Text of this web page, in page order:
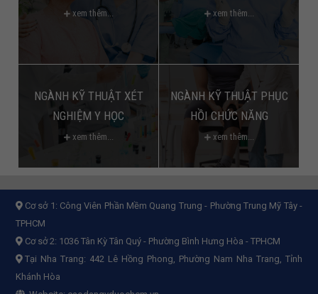
xem thêm... xem thêm...
NGÀNH KỸ THUẬT XÉT
NGHIỆM Y HỌC
xem thêm...
NGÀNH KỸ THUẬT PHỤC
HỒI CHỨC NĂNG
xem thêm...
Cơ sở 1: Công Viên Phần Mềm Quang Trung - Phường Trung Mỹ Tây -
TPHCM
Cơ sở 2: 1036 Tân Kỳ Tân Quý - Phường Bình Hưng Hòa - TPHCM
Tại Nha Trang: 442 Lê Hồng Phong, Phường Nam Nha Trang, Tỉnh
Khánh Hòa